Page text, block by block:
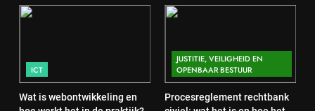
3
4
ICT
Wat is webontwikkeling en
JUSTITIE, VEILIGHEID EN
OPENBAAR BESTUUR
Procesreglement rechtbank